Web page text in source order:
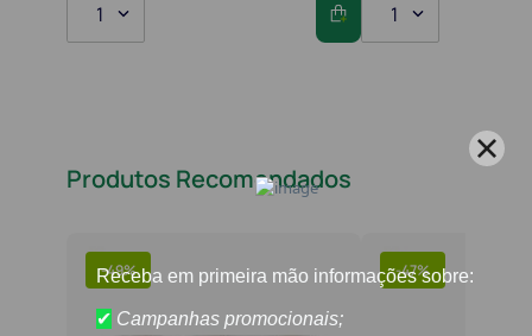
1 1
Produtos Recomendados
-49% -47%